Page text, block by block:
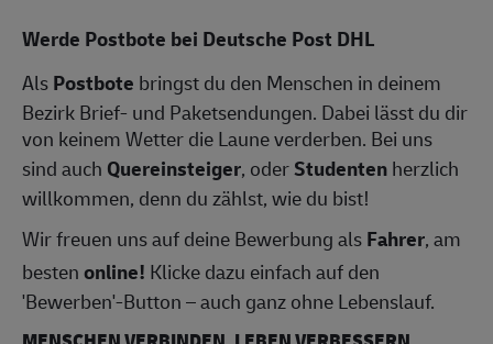
Werde Postbote bei Deutsche Post DHL
AlsPostbote bringst du den Menschen in deinem
Bezirk Brief- und Paketsendungen. Dabei lässt du dir
von keinem Wetter die Laune verderben. Bei uns
sind auch Quereinsteiger, oderStudentenherzlich
willkommen, denn du zählst, wie du bist!
Wir freuen uns auf deine Bewerbung alsFahrer, am
bestenonline! Klicke dazu einfach auf den
'Bewerben'-Button – auch ganz ohne Lebenslauf.